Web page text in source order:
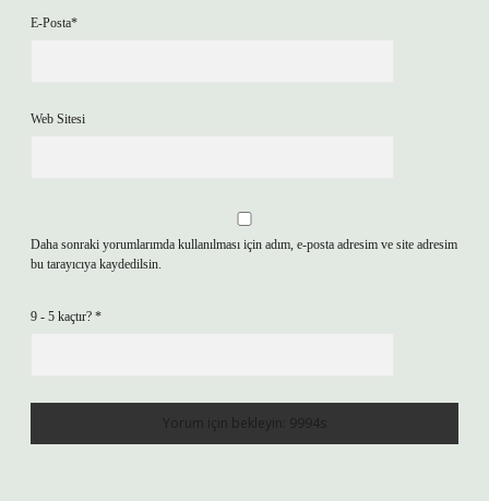
E-Posta*
Web Sitesi
Daha sonraki yorumlarımda kullanılması için adım, e-posta adresim ve site adresim
bu tarayıcıya kaydedilsin.
9 - 5 kaçtır? *